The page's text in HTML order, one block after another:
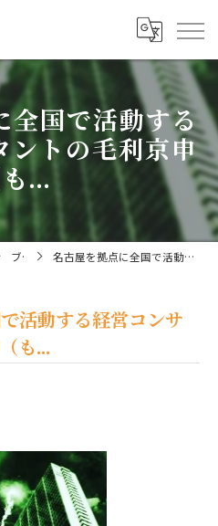
全国で活動する
ントの毛利京申
...
ブログ 名古屋を拠点に全国で活動する経営コンサルタントの毛利京申（も...
活動する経営コンサ
も...